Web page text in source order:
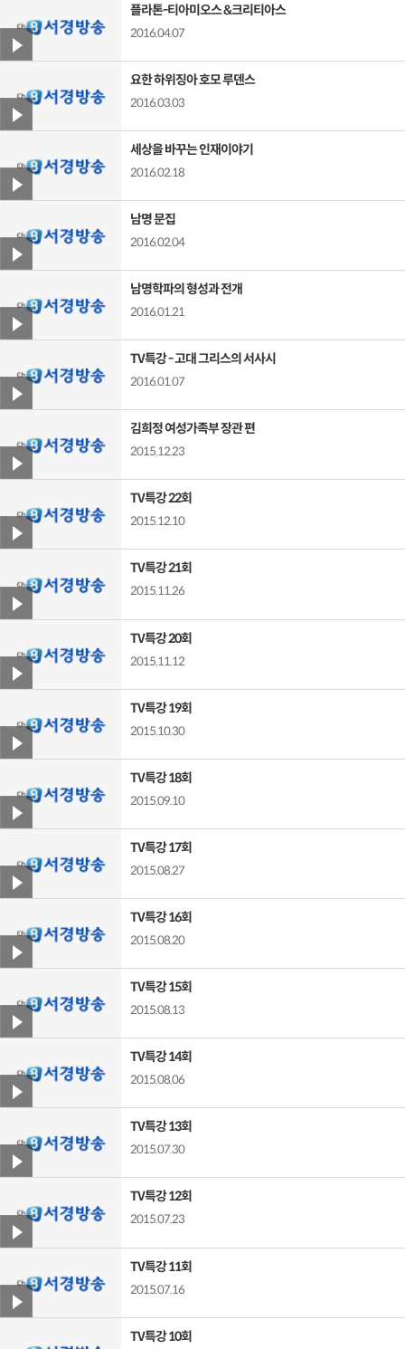
플라톤-티아미오스 &크리티아스
2016.04.07
요한 하위징아 호모 루덴스
2016.03.03
세상을 바꾸는 인재이야기
2016.02.18
남명 문집
2016.02.04
남명학파의 형성과 전개
2016.01.21
TV특강 - 고대 그리스의 서사시
2016.01.07
김희정 여성가족부 장관 편
2015.12.23
TV특강 22회
2015.12.10
TV특강 21회
2015.11.26
TV특강 20회
2015.11.12
TV특강 19회
2015.10.30
TV특강 18회
2015.09.10
TV특강 17회
2015.08.27
TV특강 16회
2015.08.20
TV특강 15회
2015.08.13
TV특강 14회
2015.08.06
TV특강 13회
2015.07.30
TV특강 12회
2015.07.23
TV특강 11회
2015.07.16
TV특강 10회